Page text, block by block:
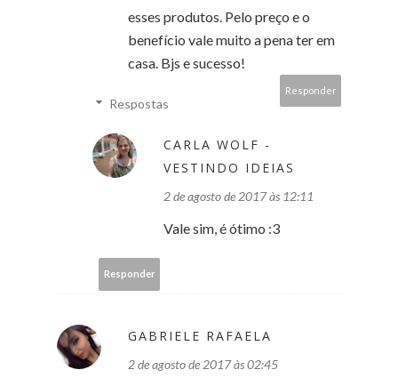
esses produtos. Pelo preço e o
benefício vale muito a pena ter em
casa. Bjs e sucesso!
Responder
Respostas
CARLA WOLF -
VESTINDO IDEIAS
2 de agosto de 2017 às 12:11
Vale sim, é ótimo :3
Responder
GABRIELE RAFAELA
2 de agosto de 2017 às 02:45